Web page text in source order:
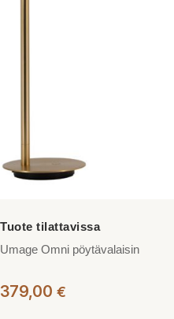
Umage Omni pöytävalaisin
379,00 €